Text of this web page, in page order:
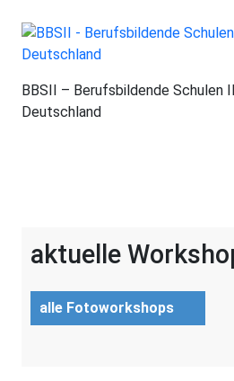
BBSII – Berufsbildende Schulen
Deutschland
aktuelle
alle Fotoworkshops